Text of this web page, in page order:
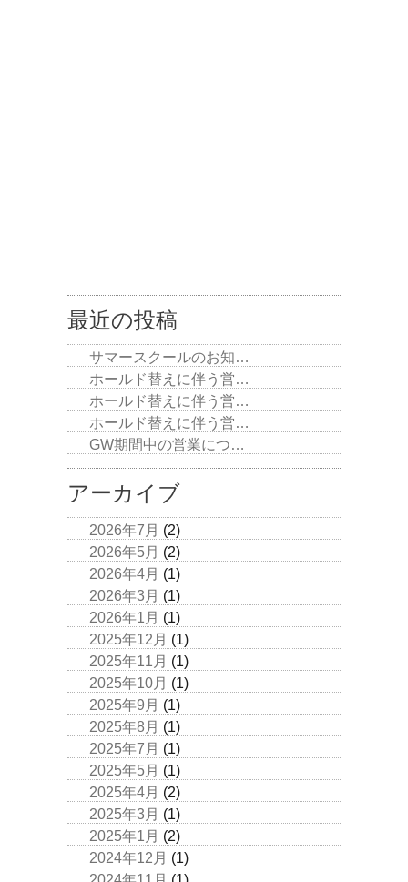
最近の投稿
サマースクールのお知…
ホールド替えに伴う営…
ホールド替えに伴う営…
ホールド替えに伴う営…
GW期間中の営業につ…
アーカイブ
2026年7月 (2)
2026年5月 (2)
2026年4月 (1)
2026年3月 (1)
2026年1月 (1)
2025年12月 (1)
2025年11月 (1)
2025年10月 (1)
2025年9月 (1)
2025年8月 (1)
2025年7月 (1)
2025年5月 (1)
2025年4月 (2)
2025年3月 (1)
2025年1月 (2)
2024年12月 (1)